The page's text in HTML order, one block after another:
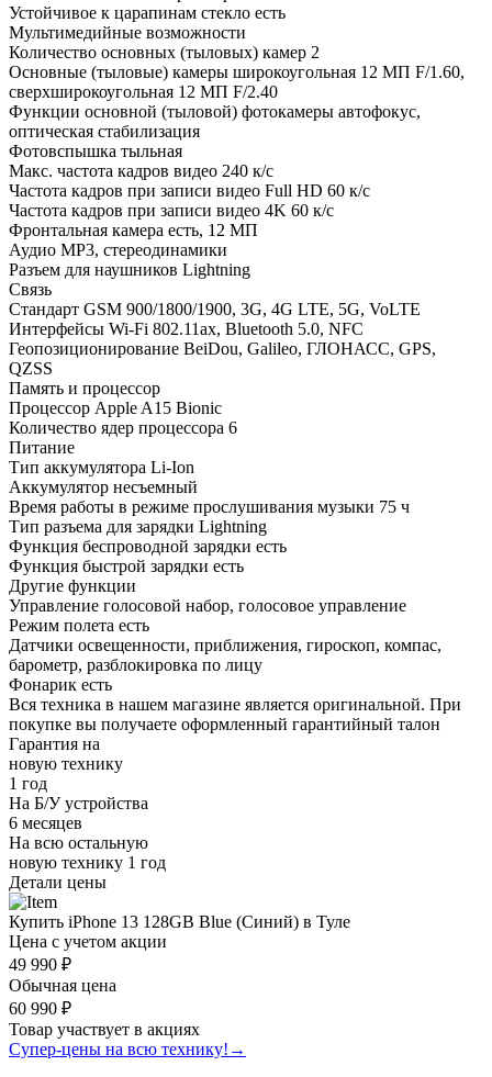
Устойчивое к царапинам стекло есть
Мультимедийные возможности
Количество основных (тыловых) камер 2
Основные (тыловые) камеры широкоугольная 12 МП F/1.60,
сверхширокоугольная 12 МП F/2.40
Функции основной (тыловой) фотокамеры автофокус,
оптическая стабилизация
Фотовспышка тыльная
Макс. частота кадров видео 240 к/с
Частота кадров при записи видео Full HD 60 к/c
Частота кадров при записи видео 4K 60 к/c
Фронтальная камера есть, 12 МП
Аудио MP3, стереодинамики
Разъем для наушников Lightning
Связь
Стандарт GSM 900/1800/1900, 3G, 4G LTE, 5G, VoLTE
Интерфейсы Wi-Fi 802.11ax, Bluetooth 5.0, NFC
Геопозиционирование BeiDou, Galileo, ГЛОНАСС, GPS,
QZSS
Память и процессор
Процессор Apple A15 Bionic
Количество ядер процессора 6
Питание
Тип аккумулятора Li-Ion
Аккумулятор несъемный
Время работы в режиме прослушивания музыки 75 ч
Тип разъема для зарядки Lightning
Функция беспроводной зарядки есть
Функция быстрой зарядки есть
Другие функции
Управление голосовой набор, голосовое управление
Режим полета есть
Датчики освещенности, приближения, гироскоп, компас,
барометр, разблокировка по лицу
Фонарик есть
Вся техника в нашем магазине является оригинальной. При
покупке вы получаете оформленный гарантийный талон
Гарантия на
новую технику
1 год
На Б/У устройства
6 месяцев
На всю остальную
новую технику 1 год
Детали цены
Купить iPhone 13 128GB Blue (Синий) в Туле
Цена с учетом акции
49 990 ₽
Обычная цена
60 990 ₽
Товар участвует в акциях
Супер-цены на всю технику! →